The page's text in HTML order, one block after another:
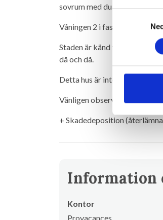
Selection
sovrum med dubbelsäng och
Våningen 2 i fastigheten
Staden är känd för sina
då och då.
Detta hus är inte lämpligt för
Vänligen observera att
+ Skadedeposition
Information
Kontor
Provacances